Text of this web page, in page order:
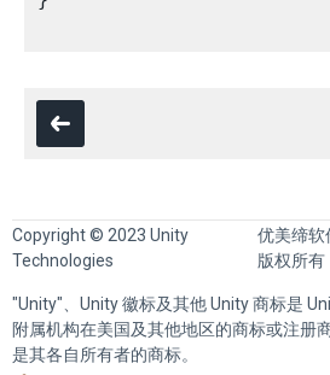
Copyright © 2023 Unity
Technologies
优美缔软
版权所有
"Unity"、Unity 徽标及其他 Unity 商标是
附属机构在美国及其他地区的商标或注册
是其各自所有者的商标。